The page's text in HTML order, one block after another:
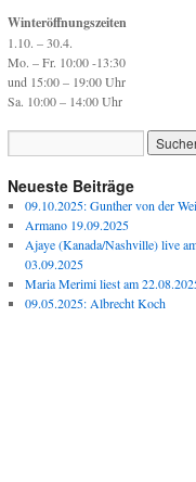
Winteröffnungszeiten
1.10. – 30.4.
Mo. – Fr. 10:00 -13:30
und 15:00 – 19:00 Uhr
Sa. 10:00 – 14:00 Uhr
Neueste Beiträge
09.10.2025: Gunther von der
Armano 19.09.2025
Ajaye (Kanada/Nashville) live
03.09.2025
Maria Merimi liest am
09.05.2025: Albrecht Koch